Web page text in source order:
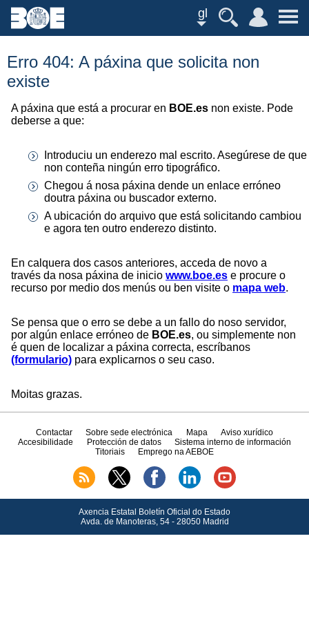
gl
Erro 404: A páxina que solicita non
existe
A páxina que está a procurar en BOE.es non existe. Pode
deberse a que:
Introduciu un enderezo mal escrito. Asegúrese de que
non conteña ningún erro tipográfico.
Chegou á nosa páxina dende un enlace erróneo
doutra páxina ou buscador externo.
A ubicación do arquivo que está solicitando cambiou
e agora ten outro enderezo distinto.
En calquera dos casos anteriores, acceda de novo a
través da nosa páxina de inicio www.boe.es e procure o
recurso por medio dos menús ou ben visite o mapa web.
Se pensa que o erro se debe a un fallo do noso servidor,
por algún enlace erróneo de BOE.es, ou simplemente non
é quen de localizar a páxina correcta, escríbanos
(formulario) para explicarnos o seu caso.
Moitas grazas.
Contactar Sobre sede electrónica Mapa
Aviso xurídico
Accesibilidade
Protección de datos
Sistema interno de información
Titoriais
Emprego na AEBOE
Axencia Estatal Boletín Oficial do Estado
Avda.de Manoteras, 54 - 28050 Madrid